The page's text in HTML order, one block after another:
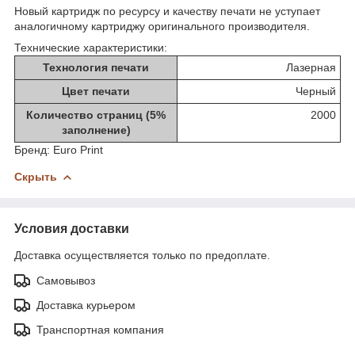
Новый картридж по ресурсу и качеству печати не уступает
аналогичному картриджу оригинального производителя.
Технические характеристики:
Технология печати
Лазерная
Цвет печати
Черный
Количество страниц (5%
заполнение)
2000
Бренд: Euro Print
Скрыть
Условия доставки
Доставка осуществляется только по предоплате.
Самовывоз
Доставка курьером
Транспортная компания